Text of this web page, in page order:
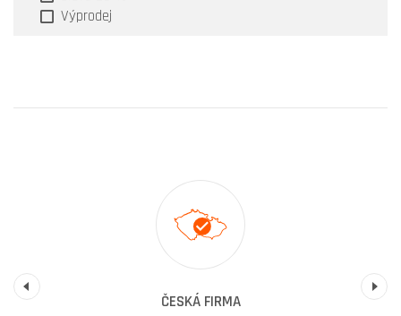
Výprodej
ČESKÁ FIRMA